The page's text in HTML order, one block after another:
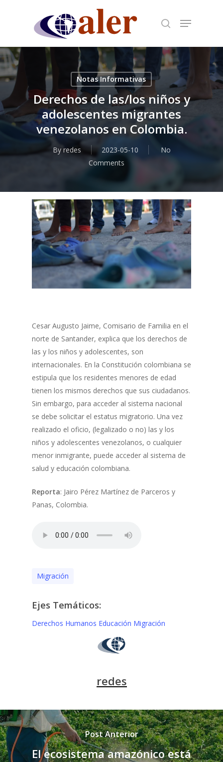
content
Notas Informativas
Derechos de las/los niños y
adolescentes migrantes
venezolanos en Colombia.
By redes 2023-05-10
No
Comments
Cesar Augusto Jaime, Comisario de Familia en el
norte de Santander, explica que los derechos de
las y los niños y adolescentes, son
internacionales. En la Constitución colombiana se
estipula que los residentes menores de edad
tienen los mismos derechos que sus ciudadanos.
Sin embargo, para acceder al sistema nacional
se debe solicitar el estatus migratorio. Una vez
realizado el oficio, (legalizado o no) las y los
niños y adolescentes venezolanos, o cualquier
menor inmigrante, puede acceder al sistema de
salud y educación colombiana.
Reporta: Jairo Pérez Martínez de Parceros y
Panas, Colombia.
Migración
Ejes Temáticos:
Derechos Humanos Educación Migración
redes
Post Anterior
El ecosistema amazónico está